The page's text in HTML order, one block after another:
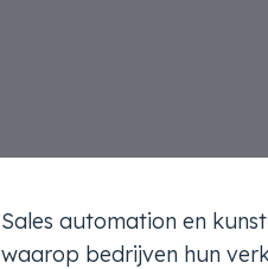
Sales automation en
waarop bedrijven hun